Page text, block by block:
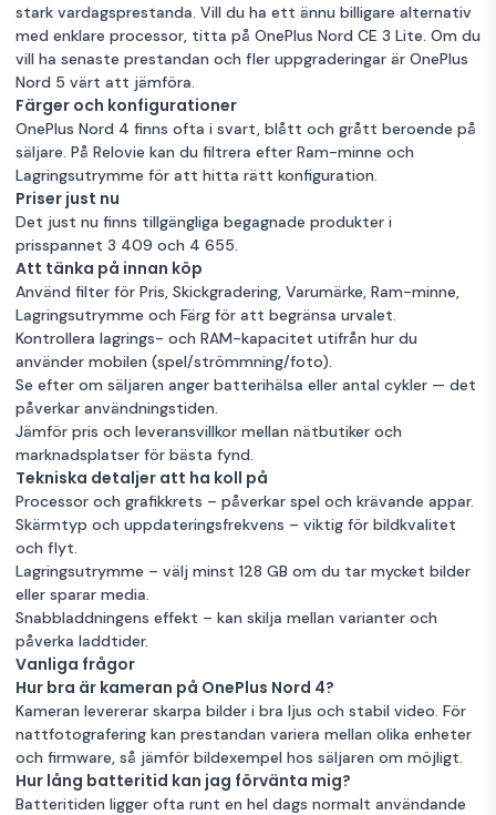
stark vardagsprestanda. Vill du ha ett ännu billigare alternativ
med enklare processor, titta på OnePlus Nord CE 3 Lite . Om du
vill ha senaste prestandan och fler uppgraderingar är OnePlus
Nord 5 värt att jämföra.
Färger och konfigurationer
OnePlus Nord 4 finns ofta i svart, blått och grått beroende på
säljare. På Relovie kan du filtrera efter Ram-minne och
Lagringsutrymme för att hitta rätt konfiguration.
Priser just nu
Det just nu finns tillgängliga begagnade produkter i
prisspannet 3 409 och 4 655.
Att tänka på innan köp
Använd filter för Pris, Skickgradering, Varumärke, Ram-minne,
Lagringsutrymme och Färg för att begränsa urvalet.
Kontrollera lagrings- och RAM-kapacitet utifrån hur du
använder mobilen (spel/strömmning/foto).
Se efter om säljaren anger batterihälsa eller antal cykler — det
påverkar användningstiden.
Jämför pris och leveransvillkor mellan nätbutiker och
marknadsplatser för bästa fynd.
Tekniska detaljer att ha koll på
Processor och grafikkrets – påverkar spel och krävande appar.
Skärmtyp och uppdateringsfrekvens – viktig för bildkvalitet
och flyt.
Lagringsutrymme – välj minst 128 GB om du tar mycket bilder
eller sparar media.
Snabbladdningens effekt – kan skilja mellan varianter och
påverka laddtider.
Vanliga frågor
Hur bra är kameran på OnePlus Nord 4?
Kameran levererar skarpa bilder i bra ljus och stabil video. För
nattfotografering kan prestandan variera mellan olika enheter
och firmware, så jämför bildexempel hos säljaren om möjligt.
Hur lång batteritid kan jag förvänta mig?
Batteritiden ligger ofta runt en hel dags normalt användande